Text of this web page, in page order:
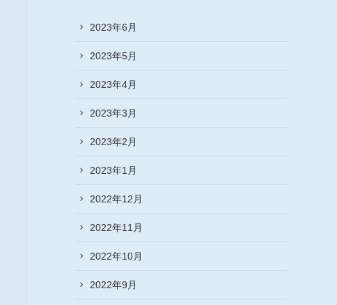
2023年6月
2023年5月
2023年4月
2023年3月
2023年2月
2023年1月
2022年12月
2022年11月
2022年10月
2022年9月